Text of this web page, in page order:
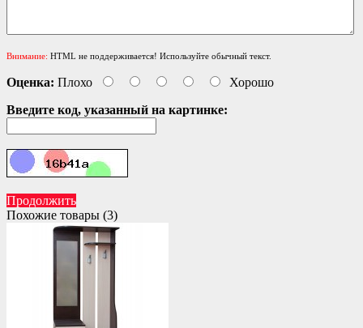
Внимание: HTML не поддерживается! Используйте обычный текст.
Оценка: Плохо
Хорошо
Введите код, указанный на картинке:
Продолжить
Похожие товары (3)